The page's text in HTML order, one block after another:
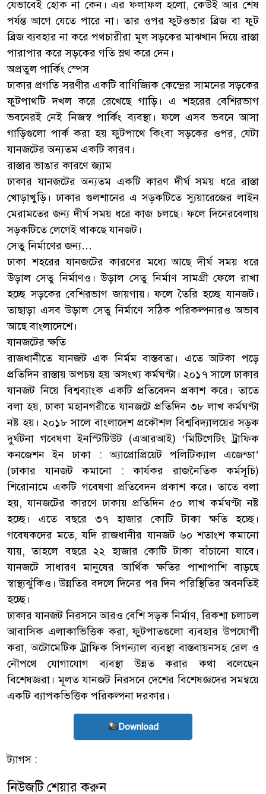
যেভাবেই হোক না কেন। এর ফলাফল হলো, কেউই আর শেষ
পর্যন্ত আগে যেতে পারে না। তার ওপর ফুটওভার ব্রিজ বা ফুট
ব্রিজ ব্যবহার না করে পথচারীরা মূল সড়কের মাঝখান দিয়ে রাস্তা
পারাপার করে সড়কের গতি স্লথ করে দেন।
অপ্রতুল পার্কিং স্পেস
ঢাকার প্রগতি সরণীর একটি বাণিজ্যিক কেন্দ্রের সামনের সড়কের
ফুটপাথটি দখল করে রেখেছে গাড়ি। এ শহরের বেশিরভাগ
ভবনেরই নেই নিজস্ব পার্কিং ব্যবস্থা। ফলে এসব ভবনে আসা
গাড়িগুলো পার্ক করা হয় ফুটপাথে কিংবা সড়কের ওপর, যেটা
যানজটের অন্যতম একটি কারণ।
রাস্তার ভাঙার কারণে জ্যাম
ঢাকার যানজটের অন্যতম একটি কারণ দীর্ঘ সময় ধরে রাস্তা
খোড়াখুড়ি। ঢাকার গুলশানের এ সড়কটিতে স্যুয়ারেজের লাইন
মেরামতের জন্য দীর্ঘ সময় ধরে কাজ চলছে। ফলে দিনেরবেলায়
সড়কটিতে লেগেই থাকছে যানজট।
সেতু নির্মাণের জন্য…
ঢাকা শহরের যানজটের কারণের মধ্যে আছে দীর্ঘ সময় ধরে
উড়াল সেতু নির্মাণও। উড়াল সেতু নির্মাণ সামগ্রী ফেলে রাখা
হচ্ছে সড়কের বেশিরভাগ জায়গায়। ফলে তৈরি হচ্ছে যানজট।
তাছাড়া এসব উড়াল সেতু নির্মাণে সঠিক পরিকল্পনারও অভাব
আছে বাংলাদেশে।
যানজটের ক্ষতি
রাজধানীতে যানজট এক নির্মম বাস্তবতা। এতে আটকা পড়ে
প্রতিদিন রাস্তায় অপচয় হয় অসংখ্য কর্মঘণ্টা। ২০১৭ সালে ঢাকার
যানজট নিয়ে বিশ্বব্যাংক একটি প্রতিবেদন প্রকাশ করে। তাতে
বলা হয়, ঢাকা মহানগরীতে যানজটে প্রতিদিন ৩৮ লাখ কর্মঘণ্টা
নষ্ট হয়। ২০১৮ সালে বাংলাদেশ প্রকৌশল বিশ্ববিদ্যালয়ের সড়ক
দুর্ঘটনা গবেষণা ইনস্টিটিউট (এআরআই) ‘মিটিগেটিং ট্রাফিক
কনজেশন ইন ঢাকা : অ্যাপ্রোপ্রিয়েট পলিটিক্যাল এজেন্ডা’
(ঢাকার যানজট কমানো : কার্যকর রাজনৈতিক কর্মসূচি)
শিরোনামে একটি গবেষণা প্রতিবেদন প্রকাশ করে। তাতে বলা
হয়, যানজটের কারণে ঢাকায় প্রতিদিন ৫০ লাখ কর্মঘণ্টা নষ্ট
হচ্ছে। এতে বছরে ৩৭ হাজার কোটি টাকা ক্ষতি হচ্ছে।
গবেষকদের মতে, যদি রাজধানীর যানজট ৬০ শতাংশ কমানো
যায়, তাহলে বছরে ২২ হাজার কোটি টাকা বাঁচানো যাবে।
যানজটে সাধারণ মানুষের আর্থিক ক্ষতির পাশাপাশি বাড়ছে
স্বাস্থ্যঝুঁকিও। উন্নতির বদলে দিনের পর দিন পরিস্থিতির অবনতিই
হচ্ছে।
ঢাকার যানজট নিরসনে আরও বেশি সড়ক নির্মাণ, রিকশা চলাচল
আবাসিক এলাকাভিত্তিক করা, ফুটপাতগুলো ব্যবহার উপযোগী
করা, অটোমেটিক ট্রাফিক সিগন্যাল ব্যবস্থা বাস্তবায়নসহ রেল ও
নৌপথে যোগাযোগ ব্যবস্থা উন্নত করার কথা বলেছেন
বিশেষজ্ঞরা। মূলত যানজট নিরসনে দেশের বিশেষজ্ঞদের সমন্বয়ে
একটি ব্যাপকভিত্তিক পরিকল্পনা দরকার।
Download
ট্যাগস :
নিউজটি শেয়ার করুন